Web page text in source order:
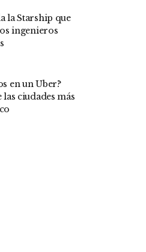
la Starship que
ingenieros
en un Uber?
las ciudades más